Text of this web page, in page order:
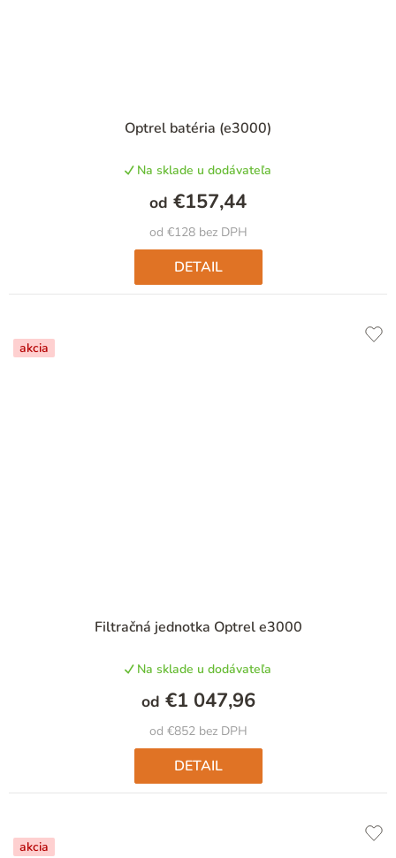
Optrel batéria (e3000)
Na sklade u dodávateľa
od €128 bez DPH
od €157,44
DETAIL
akcia
Filtračná jednotka Optrel e3000
Na sklade u dodávateľa
od €852 bez DPH
od €1 047,96
DETAIL
akcia